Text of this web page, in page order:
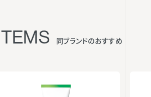
同ブランドのおすすめ